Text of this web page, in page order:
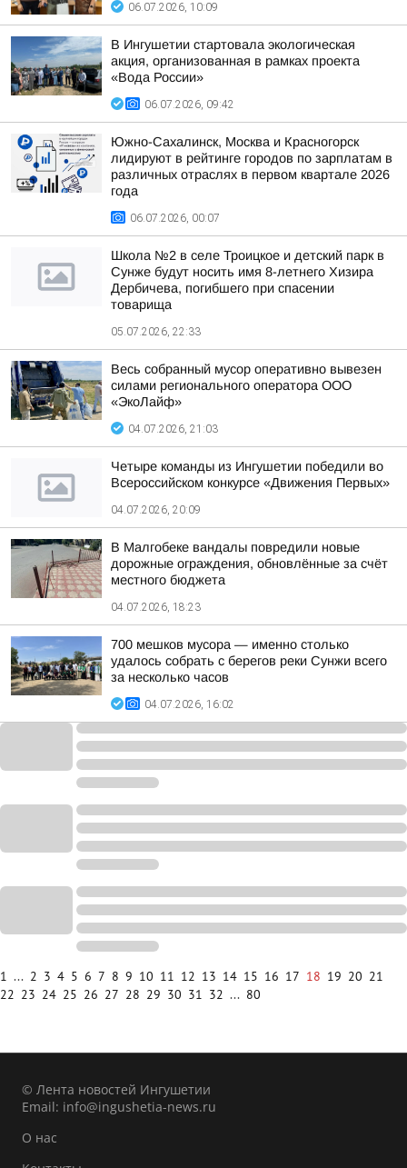
06.07.2026, 10:09
В Ингушетии стартовала экологическая
акция, организованная в рамках проекта
«Вода России»
06.07.2026, 09:42
Южно-Сахалинск, Москва и Красногорск
лидируют в рейтинге городов по зарплатам в
различных отраслях в первом квартале 2026
года
06.07.2026, 00:07
Школа №2 в селе Троицкое и детский парк в
Сунже будут носить имя 8-летнего Хизира
Дербичева, погибшего при спасении
товарища
05.07.2026, 22:33
Весь собранный мусор оперативно вывезен
силами регионального оператора ООО
«ЭкоЛайф»
04.07.2026, 21:03
Четыре команды из Ингушетии победили во
Всероссийском конкурсе «Движения Первых»
04.07.2026, 20:09
В Малгобеке вандалы повредили новые
дорожные ограждения, обновлённые за счёт
местного бюджета
04.07.2026, 18:23
700 мешков мусора — именно столько
удалось собрать с берегов реки Сунжи всего
за несколько часов
04.07.2026, 16:02
1 ... 2 3 4 5 6 7 8 9 10 11 12 13 14 15 16 17 18 19 20 21
22 23 24 25 26 27 28 29 30 31 32 ... 80
© Лента новостей Ингушетии
Email: info@ingushetia-news.ru
О нас